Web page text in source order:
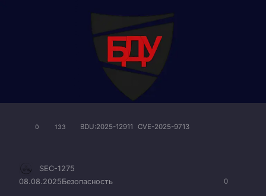
0 133 BDU:2025-12911 CVE-2025-9713
0
SEC-1275
08.08.2025Безопасность